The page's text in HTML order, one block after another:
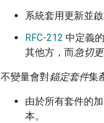
系統套用更新並
RFC-212 中定義的
其他方，而急切
不變量會對錨定套件集
由於所有套件的
本。